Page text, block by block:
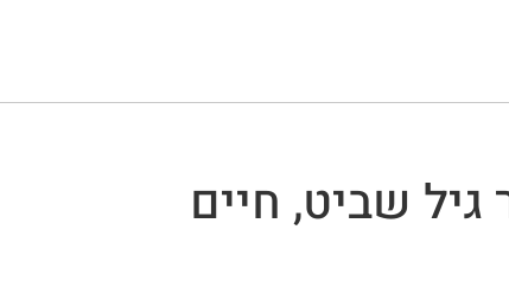
גיל שביט, חיים